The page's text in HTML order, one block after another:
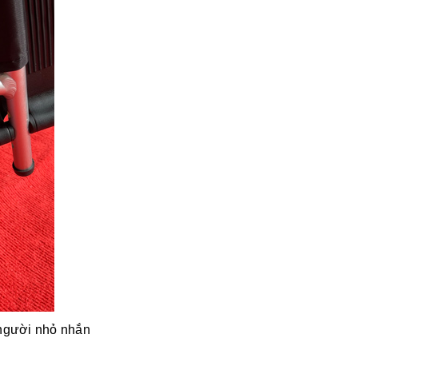
nhỏ nhắn